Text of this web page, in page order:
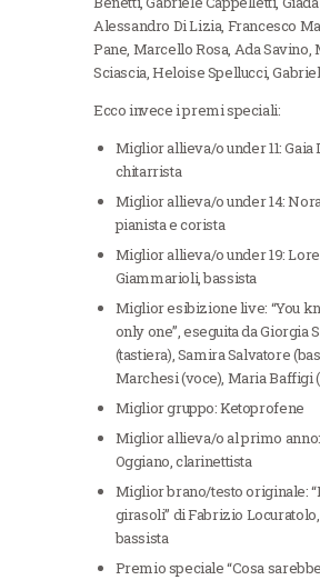
Alessandro Di Lizia, Francesco
Pane, Marcello Rosa, Ada Savino,
Sciascia, Heloise Spellucci,
Ecco invece i premi speciali:
Miglior allieva/o under 11: Gaia
chitarrista
Miglior allieva/o under 14:
pianista e corista
Miglior allieva/o under 19:
Giammarioli, bassista
Miglior esibizione live: “You
only one”, eseguita da Giorgia
(tastiera), Samira Salvatore
Marchesi (voce), Maria Baffigi
Miglior gruppo: Ketoprofene
Miglior allieva/o al primo
Oggiano, clarinettista
Miglior brano/testo originale:
girasoli” di Fabrizio
bassista
Premio speciale “Cosa